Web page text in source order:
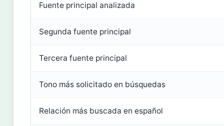
Fuente principal analizada
Segunda fuente principal
Tercera fuente principal
Tono más solicitado en búsquedas
Relación más buscada en español